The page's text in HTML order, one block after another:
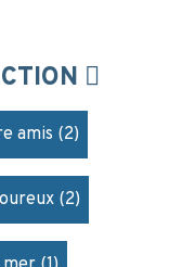
amis (2)
(2)